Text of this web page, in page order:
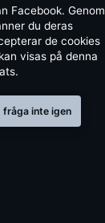
Facebook. Genom
du deras
de cookies
visas på denna
fråga inte igen